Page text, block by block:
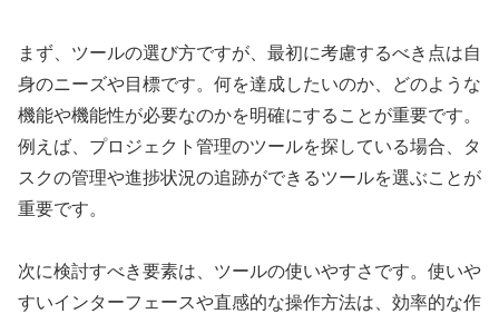
まず、ツールの選び方ですが、最初に考慮するべき点は自
身のニーズや目標です。何を達成したいのか、どのような
機能や機能性が必要なのかを明確にすることが重要です。
例えば、プロジェクト管理のツールを探している場合、タ
スクの管理や進捗状況の追跡ができるツールを選ぶことが
重要です。
次に検討すべき要素は、ツールの使いやすさです。使いや
すいインターフェースや直感的な操作方法は、効率的な作